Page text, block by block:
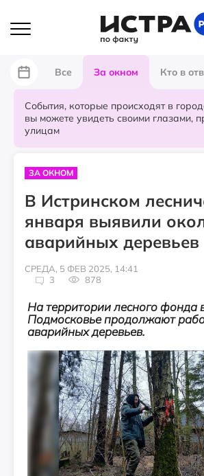
Все За окном Кто в
События, которые происходят в
вы можете увидеть своими глазами,
улицам
ЗА ОКНОМ
В Истринском
января выявили
аварийных деревьев
СРЕДА, 5 ФЕВ 2025, 14:41
3
878
На территории лесного фонда
Подмосковье продолжают
аварийных деревьев.